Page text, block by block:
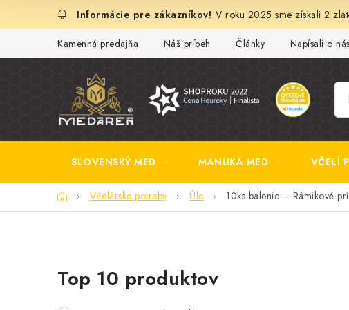
V roku 2025 sme získali 2
Kamenná predajňa Náš príbeh Články Napísali o nás
SLOVENSKÝ MED MANUKA MED VČELÍ
DomovVčelárske potreby Úle 10ks balenie – Rámikové
o
Top 10 produktov